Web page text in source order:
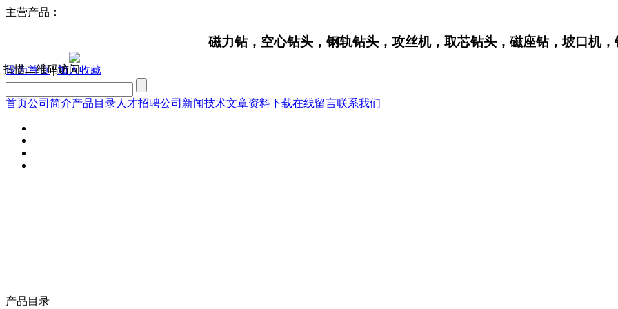
主营产品：
磁力钻，空心钻头，钢轨钻头，攻丝机，取芯钻头，磁座钻，坡口机，钢板钻
设为首页|加入收藏
首页公司简介产品目录人才招聘公司新闻技术文章资料下载在线留言联系我们
产品目录
扫描二维码访问